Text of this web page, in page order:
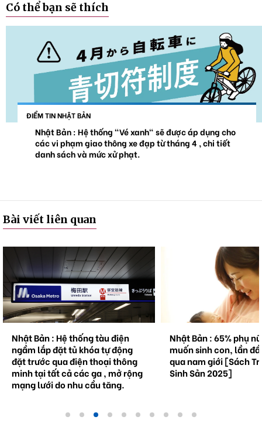
Có thể bạn sẽ thích
ĐIỂM TIN NHẬT BẢN
Nhật Bản : Hệ thống "Vé xanh" sẽ được áp dụng cho
các vi phạm giao thông xe đạp từ tháng 4 , chi tiết
danh sách và mức xử phạt.
Bài viết liên quan
Nhật Bản : Hệ thống tàu điện
ngầm lắp đặt tủ khóa tự động
đặt trước qua điện thoại thông
minh tại tất cả các ga , mở rộng
mạng lưới do nhu cầu tăng.
Nhật Bản : 65% phụ
muốn sinh con, lần
qua nam giới [Sách
Sinh Sản 2025]